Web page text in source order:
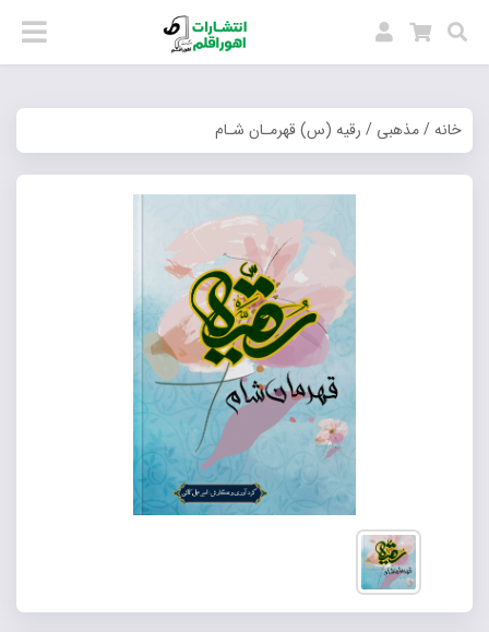
خانه/مذهبی / رقیه (س) قهرمـان شـام